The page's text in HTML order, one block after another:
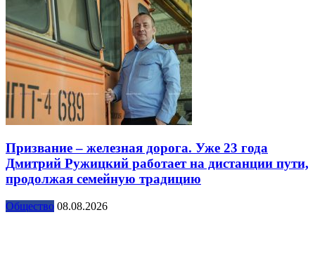
Призвание – железная дорога. Уже 23 года
Дмитрий Ружицкий работает на дистанции пути,
продолжая семейную традицию
Общество 08.08.2026